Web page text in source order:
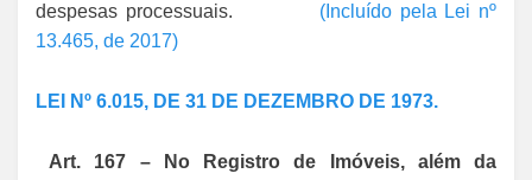
despesas processuais. (Incluído pela Lei nº
13.465, de 2017)
LEI Nº 6.015, DE 31 DE DEZEMBRO DE 1973.
Art. 167 – No Registro de Imóveis, além da